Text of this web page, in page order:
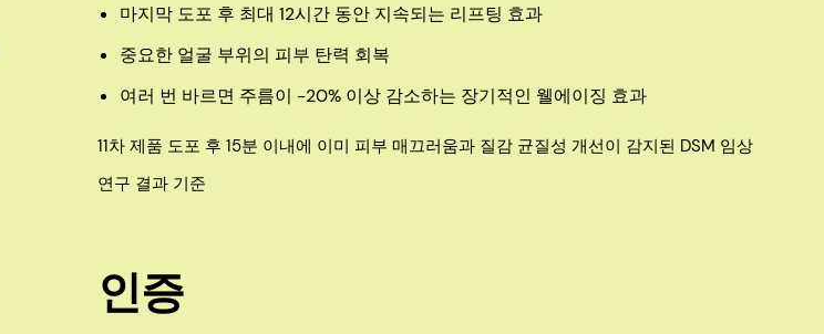
마지막 도포 후 최대 12시간 동안 지속되는 리프팅 효과
중요한 얼굴 부위의 피부 탄력 회복
여러 번 바르면 주름이 -20% 이상 감소하는 장기적인 웰에이징 효과
11차 제품 도포 후 15분 이내에 이미 피부 매끄러움과 질감 균질성 개선이 감지된 DSM 임상
연구 결과 기준
인증